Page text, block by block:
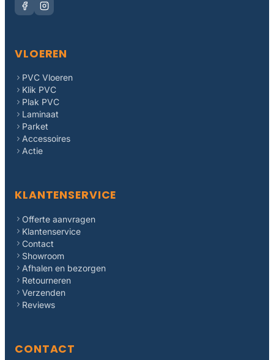
VLOEREN
PVC Vloeren
Klik PVC
Plak PVC
Laminaat
Parket
Accessoires
Actie
KLANTENSERVICE
Offerte aanvragen
Klantenservice
Contact
Showroom
Afhalen en bezorgen
Retourneren
Verzenden
Reviews
CONTACT